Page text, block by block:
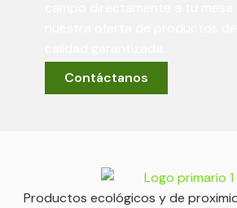
Contáctanos
Productos ecológicos y de